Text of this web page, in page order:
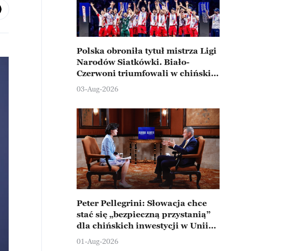
Polska obroniła tytuł mistrza Ligi
Narodów Siatkówki. Biało-
Czerwoni triumfowali w chińskim
Ningbo
03-Aug-2026
Peter Pellegrini: Słowacja chce
stać się „bezpieczną przystanią”
dla chińskich inwestycji w Unii
Europejskiej
01-Aug-2026